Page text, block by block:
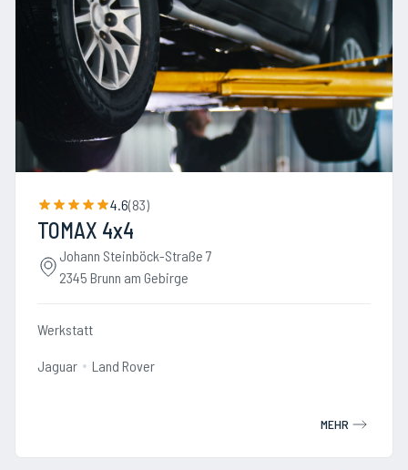
4.6(83)
TOMAX 4x4
Johann Steinböck-Straße 7
2345 Brunn am Gebirge
Werkstatt
Jaguar Land Rover
MEHR